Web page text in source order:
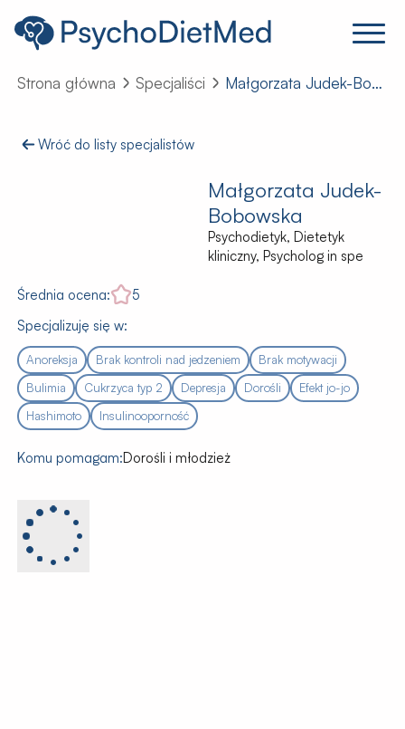
Strona główna Specjaliści Małgorzata Judek-Bobowska
Wróć do listy specjalistów
Małgorzata Judek-
Bobowska
Psychodietyk, Dietetyk
kliniczny, Psycholog in spe
Średnia ocena:
5
Specjalizuję się w:
Anoreksja Brak kontroli nad jedzeniem
Brak motywacji
Bulimia
Cukrzyca typ 2 Depresja Dorośli
Efekt jo-jo
Hashimoto
Insulinooporność
Komu pomagam:Dorośli i młodzież